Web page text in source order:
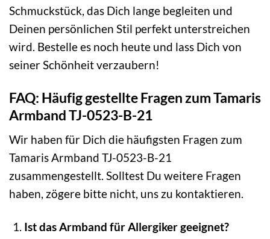
Schmuckstück, das Dich lange begleiten und
Deinen persönlichen Stil perfekt unterstreichen
wird. Bestelle es noch heute und lass Dich von
seiner Schönheit verzaubern!
FAQ: Häufig gestellte Fragen zum Tamaris
Armband TJ-0523-B-21
Wir haben für Dich die häufigsten Fragen zum
Tamaris Armband TJ-0523-B-21
zusammengestellt. Solltest Du weitere Fragen
haben, zögere bitte nicht, uns zu kontaktieren.
Ist das Armband für Allergiker geeignet?